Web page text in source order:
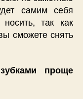
самим себя
так как
сможете снять
проще